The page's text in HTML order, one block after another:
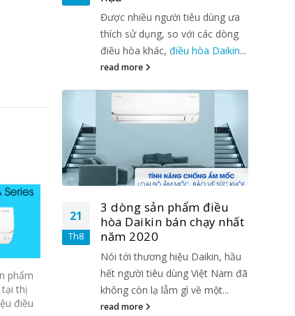
phẩm
tại thị
điều
nhất
hầu
Nam đã
Được nhiều người tiêu dùng ưa
thích sử dụng, so với các dòng
điều hòa khác,điều hòa Daikin...
read more
21
Th8
3 dòng sản phẩm điều
hòa Daikin bán chạy nhất
năm 2020
Nói tới thương hiệu Daikin, hầu
hết người tiêu dùng Việt Nam đã
không còn lạ lẫm gì về một...
read more